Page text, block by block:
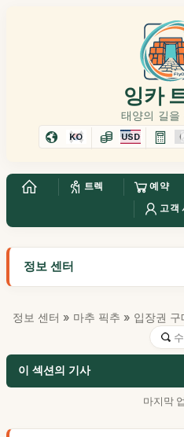
잉카
태양의 길을
KO USD
트렉 예약
고객
정보 센터
정보 센터 » 마추 픽추 » 입장권 구
이 섹션의 기사
마지막